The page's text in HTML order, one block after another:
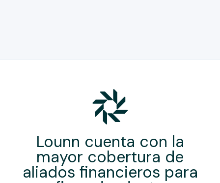
Lounn cuenta con la
mayor cobertura de
aliados financieros para